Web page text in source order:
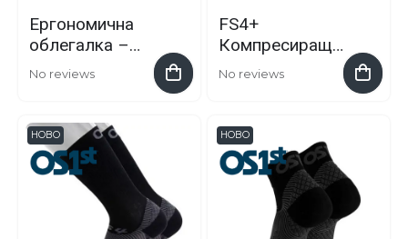
Ергономична
облегалка –
Verthe Care Pro
No reviews
FS4+
Компресиращи
3/4 чорапи при
възпалени
ахилеси и шинт
сплинтс
No reviews
НОВО НОВО